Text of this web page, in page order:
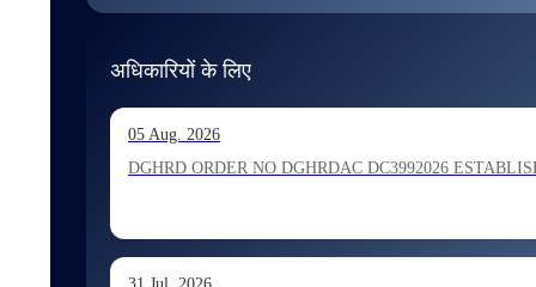
13 Jul. 2026
Allocation of Inspector recommended for appointment by
13 Jul. 2026
अधिकारियों के लिए
05 Aug. 2026
DGHRD ORDER NO DGHRDAC DC3992026